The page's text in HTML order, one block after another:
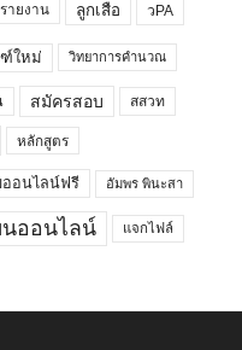
รายงาน ลูกเสือ วPA
ใหม่ วิทยาการคำนวณ
สมัครสอบ สสวท
หลักสูตร
ออนไลน์ฟรี อัมพร พินะสา
นออนไลน์ แจกไฟล์